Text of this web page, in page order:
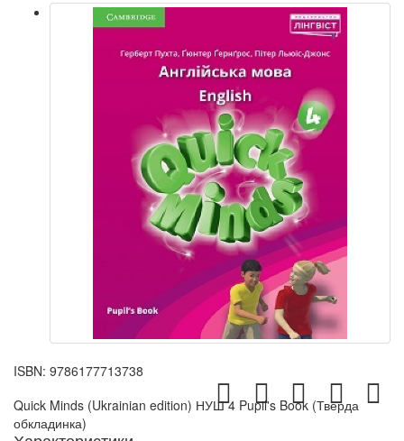
ISBN: 9786177713738
Quick Minds (Ukrainian edition) НУШ 4 Pupil's Book (Тверда
обкладинка)